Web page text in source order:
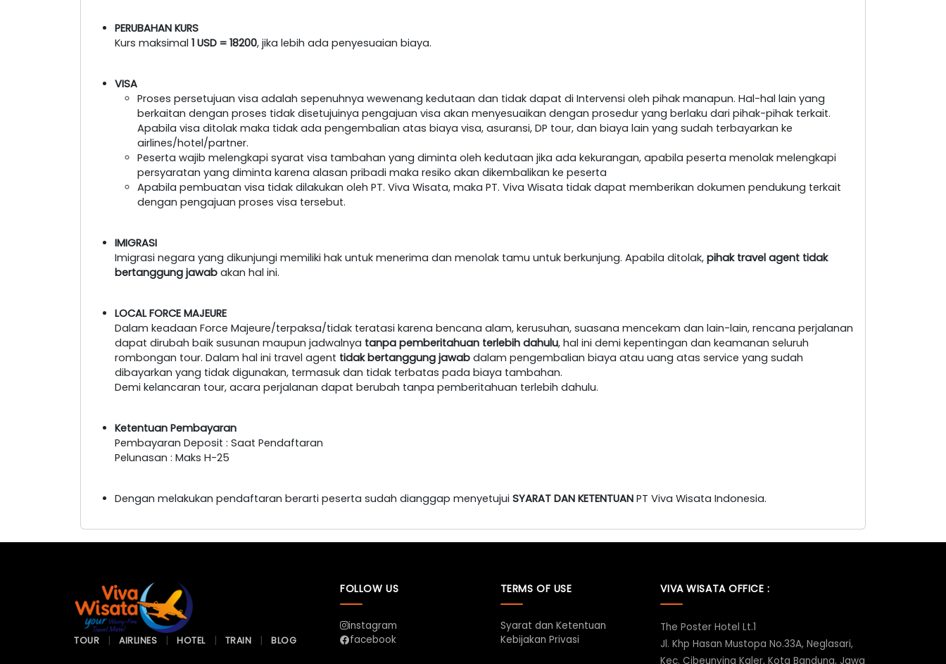
PERUBAHAN KURS
Kurs maksimal 1 USD = 18200, jika lebih ada penyesuaian biaya.
VISA
Proses persetujuan visa adalah sepenuhnya wewenang kedutaan dan tidak dapat di Intervensi oleh pihak manapun. Hal-hal lain yang
berkaitan dengan proses tidak disetujuinya pengajuan visa akan menyesuaikan dengan prosedur yang berlaku dari pihak-pihak terkait.
Apabila visa ditolak maka tidak ada pengembalian atas biaya visa, asuransi, DP tour, dan biaya lain yang sudah terbayarkan ke
airlines/hotel/partner.
Peserta wajib melengkapi syarat visa tambahan yang diminta oleh kedutaan jika ada kekurangan, apabila peserta menolak melengkapi
persyaratan yang diminta karena alasan pribadi maka resiko akan dikembalikan ke peserta
Apabila pembuatan visa tidak dilakukan oleh PT. Viva Wisata, maka PT. Viva Wisata tidak dapat memberikan dokumen pendukung terkait
dengan pengajuan proses visa tersebut.
IMIGRASI
Imigrasi negara yang dikunjungi memiliki hak untuk menerima dan menolak tamu untuk berkunjung. Apabila ditolak, pihak travel agent tidak
bertanggung jawab akan hal ini.
LOCAL FORCE MAJEURE
Dalam keadaan Force Majeure/terpaksa/tidak teratasi karena bencana alam, kerusuhan, suasana mencekam dan lain-lain, rencana perjalanan
dapat dirubah baik susunan maupun jadwalnya tanpa pemberitahuan terlebih dahulu, hal ini demi kepentingan dan keamanan seluruh
rombongan tour. Dalam hal ini travel agent tidak bertanggung jawab dalam pengembalian biaya atau uang atas service yang sudah
dibayarkan yang tidak digunakan, termasuk dan tidak terbatas pada biaya tambahan.
Demi kelancaran tour, acara perjalanan dapat berubah tanpa pemberitahuan terlebih dahulu.
Ketentuan Pembayaran
Pembayaran Deposit : Saat Pendaftaran
Pelunasan : Maks H-25
Dengan melakukan pendaftaran berarti peserta sudah dianggap menyetujui SYARAT DAN KETENTUAN PT Viva Wisata Indonesia.
TOUR AIRLINES HOTEL TRAIN BLOG
FOLLOW US
instagram
facebook
TERMS OF USE
Syarat dan Ketentuan
Kebijakan Privasi
VIVA WISATA OFFICE :
The Poster Hotel Lt.1
Jl. Khp Hasan Mustopa No.33A, Neglasari,
Kec. Cibeunying Kaler, Kota Bandung, Jawa